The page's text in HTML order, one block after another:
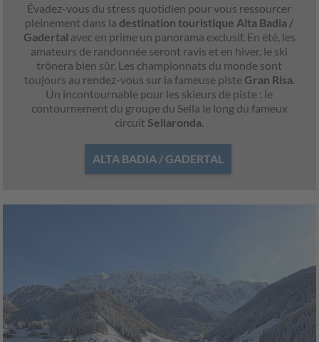
Évadez-vous du stress quotidien pour vous ressourcer
pleinement dans la destination touristique Alta Badia /
Gadertal avec en prime un panorama exclusif. En été, les
amateurs de randonnée seront ravis et en hiver, le ski
trônera bien sûr. Les championnats du monde sont
toujours au rendez-vous sur la fameuse piste Gran Risa.
Un incontournable pour les skieurs de piste : le
contournement du groupe du Sella le long du fameux
circuit Sellaronda.
ALTA BADIA / GADERTAL